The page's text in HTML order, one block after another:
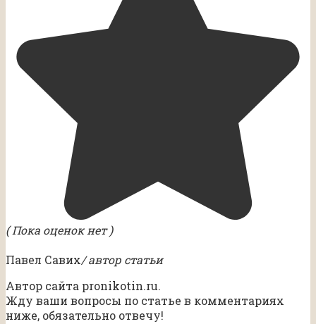
( Пока оценок нет )
Павел Савих/ автор статьи
Автор сайта pronikotin.ru.
Жду ваши вопросы по статье в комментариях
ниже, обязательно отвечу!